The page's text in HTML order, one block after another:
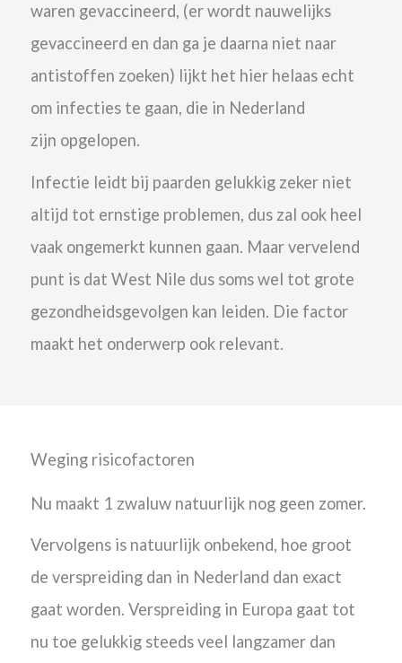
waren gevaccineerd, (er wordt nauwelijks
gevaccineerd en dan ga je daarna niet naar
antistoffen zoeken) lijkt het hier helaas echt
om infecties te gaan, die in Nederland
zijn opgelopen.
Infectie leidt bij paarden gelukkig zeker niet
altijd tot ernstige problemen, dus zal ook heel
vaak ongemerkt kunnen gaan. Maar vervelend
punt is dat West Nile dus soms wel tot grote
gezondheidsgevolgen kan leiden. Die factor
maakt het onderwerp ook relevant.
Weging risicofactoren
Nu maakt 1 zwaluw natuurlijk nog geen zomer.
Vervolgens is natuurlijk onbekend, hoe groot
de verspreiding dan in Nederland dan exact
gaat worden. Verspreiding in Europa gaat tot
nu toe gelukkig steeds veel langzamer dan